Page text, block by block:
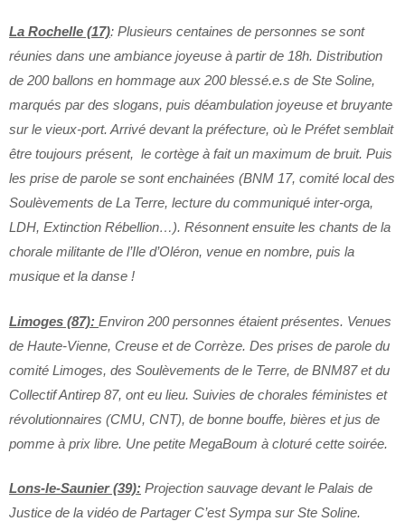
La Rochelle (17): Plusieurs centaines de personnes se sont
réunies dans une ambiance joyeuse à partir de 18h. Distribution
de 200 ballons en hommage aux 200 blessé.e.s de Ste Soline,
marqués par des slogans, puis déambulation joyeuse et bruyante
sur le vieux-port. Arrivé devant la préfecture, où le Préfet semblait
être toujours présent, le cortège à fait un maximum de bruit. Puis
les prise de parole se sont enchainées (BNM 17, comité local des
Soulèvements de La Terre, lecture du communiqué inter-orga,
LDH, Extinction Rébellion…). Résonnent ensuite les chants de la
chorale militante de l’Ile d’Oléron, venue en nombre, puis la
musique et la danse !
Limoges (87): Environ 200 personnes étaient présentes. Venues
de Haute-Vienne, Creuse et de Corrèze. Des prises de parole du
comité Limoges, des Soulèvements de le Terre, de BNM87 et du
Collectif Antirep 87, ont eu lieu. Suivies de chorales féministes et
révolutionnaires (CMU, CNT), de bonne bouffe, bières et jus de
pomme à prix libre. Une petite MegaBoum à cloturé cette soirée.
Lons-le-Saunier (39): Projection sauvage devant le Palais de
Justice de la vidéo de Partager C’est Sympa sur Ste Soline.